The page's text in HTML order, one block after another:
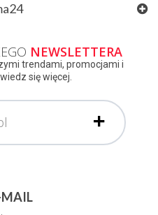
NEWSLETTERA
trendami, promocjami i
się więcej.